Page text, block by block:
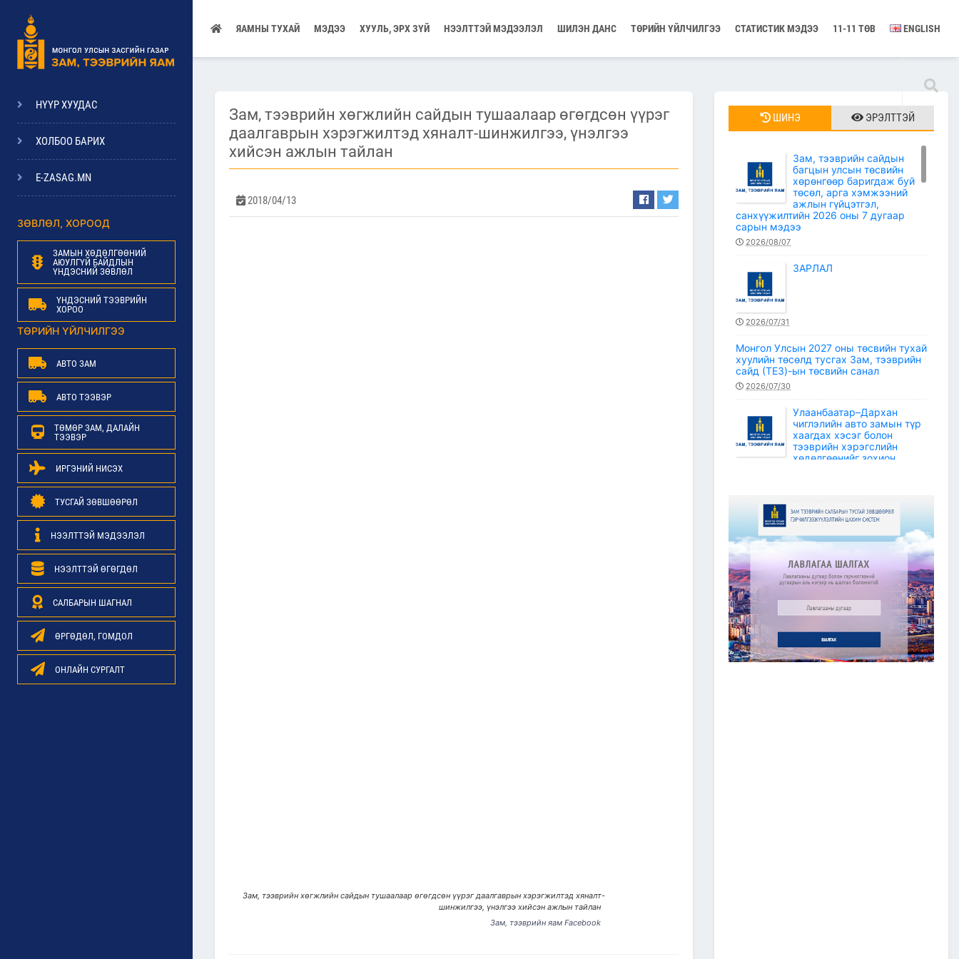
ЯАМНЫ ТУХАЙ МЭДЭЭ ХУУЛЬ, ЭРХ ЗҮЙ НЭЭЛТТЭЙ МЭДЭЭЛЭЛ ШИЛЭН ДАНС ТӨРИЙН ҮЙЛЧИЛГЭЭ СТАТИСТИК МЭДЭЭ 11-11 ТӨВ ENGLISH
НҮҮР ХУУДАС
ХОЛБОО БАРИХ
E-ZASAG.MN
ЗӨВЛӨЛ, ХОРООД
ЗАМЫН ХӨДӨЛГӨӨНИЙ
АЮУЛГҮЙ БАЙДЛЫН
ҮНДЭСНИЙ ЗӨВЛӨЛ
ҮНДЭСНИЙ ТЭЭВРИЙН
ХОРОО
ТӨРИЙН ҮЙЛЧИЛГЭЭ
АВТО ЗАМ
АВТО ТЭЭВЭР
ТӨМӨР ЗАМ, ДАЛАЙН
ТЭЭВЭР
ИРГЭНИЙ НИСЭХ
ТУСГАЙ ЗӨВШӨӨРӨЛ
НЭЭЛТТЭЙ МЭДЭЭЛЭЛ
НЭЭЛТТЭЙ ӨГӨГДӨЛ
САЛБАРЫН ШАГНАЛ
ӨРГӨДӨЛ, ГОМДОЛ
ОНЛАЙН СУРГАЛТ
Зам, тээврийн хөгжлийн сайдын тушаалаар өгөгдсөн үүрэг
даалгаврын хэрэгжилтэд хяналт-шинжилгээ, үнэлгээ
хийсэн ажлын тайлан
2018/04/13
Зам, тээврийн хөгжлийн сайдын тушаалаар өгөгдсөн үүрэг даалгаврын хэрэгжилтэд хяналт-
шинжилгээ, үнэлгээ хийсэн ажлын тайлан
Зам, тээврийн яам Facebook
ШИНЭ ЭРЭЛТТЭЙ
Зам, тээврийн сайдын
багцын улсын төсвийн
хөрөнгөөр баригдаж буй
төсөл, арга хэмжээний
ажлын гүйцэтгэл,
санхүүжилтийн 2026 оны 7 дугаар
сарын мэдээ
2026/08/07
ЗАРЛАЛ
2026/07/31
Монгол Улсын 2027 оны төсвийн тухай
хуулийн төсөлд тусгах Зам, тээврийн
сайд (ТЕЗ)-ын төсвийн санал
2026/07/30
Улаанбаатар–Дархан
чиглэлийн авто замын түр
хаагдах хэсэг болон
тээврийн хэрэгслийн
хөдөлгөөнийг зохион
Зам, тээврийн салбарын статистикийн
мэдээ /2026 оны 6 дугаар сар/
2026/07/20
Зам, тээврийн сайдын багцын улсын
төсвийн хөрөнгөөр баригдаж буй
төсөл, арга хэмжээний ажлын
гүйцэтгэл, санхүүжилтийн 2026 оны 6
дугаар сарын мэдээ
2026/07/09
ЗАМ, ТЭЭВРИЙН САЛБАР
2026 ОНЫ ЭХНИЙ ХАГАС